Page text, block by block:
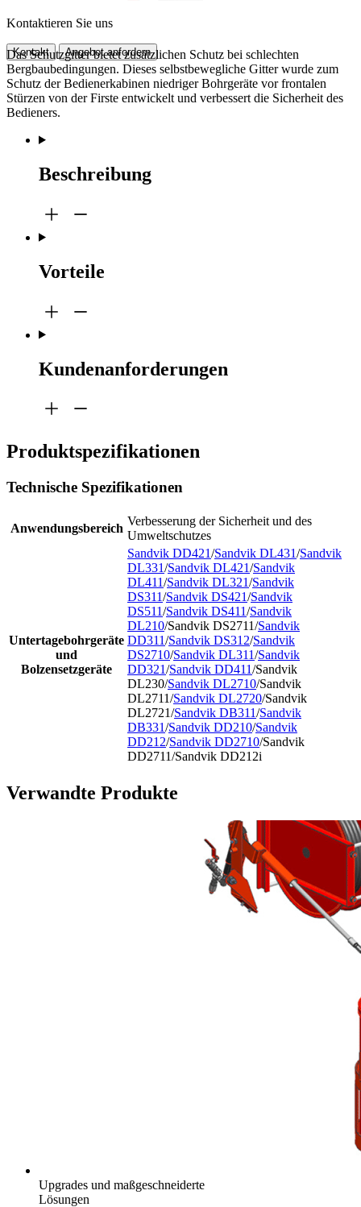
Kontaktieren Sie uns
Kontakt Angebot anfordern
Das Schutzgitter bietet zusätzlichen Schutz bei schlechten
Bergbaubedingungen. Dieses selbstbewegliche Gitter wurde zum
Schutz der Bedienerkabinen niedriger Bohrgeräte vor frontalen
Stürzen von der Firste entwickelt und verbessert die Sicherheit des
Bedieners.
Beschreibung
Vorteile
Kundenanforderungen
Produktspezifikationen
Technische Spezifikationen
Anwendungsbereich
Verbesserung der Sicherheit und des
Umweltschutzes
Untertagebohrgeräte
und
Bolzensetzgeräte
Sandvik DD421/Sandvik DL431/Sandvik
DL331/Sandvik DL421/Sandvik
DL411/Sandvik DL321/Sandvik
DS311/Sandvik DS421/Sandvik
DS511/Sandvik DS411/Sandvik
DL210/Sandvik DS2711/Sandvik
DD311/Sandvik DS312/Sandvik
DS2710/Sandvik DL311/Sandvik
DD321/Sandvik DD411/Sandvik
DL230/Sandvik DL2710/Sandvik
DL2711/Sandvik DL2720/Sandvik
DL2721/Sandvik DB311/Sandvik
DB331/Sandvik DD210/Sandvik
DD212/Sandvik DD2710/Sandvik
DD2711/Sandvik DD212i
Verwandte Produkte
Upgrades und maßgeschneiderte
Lösungen